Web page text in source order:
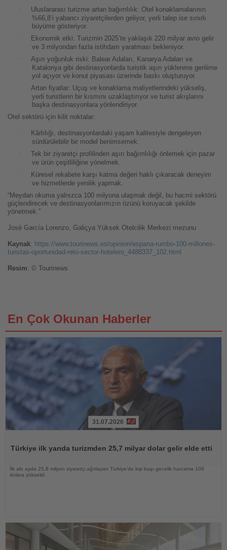
·
Uluslararası turizme artan bağımlılık: Otel konaklamalarının
%66,8’i yabancı ziyaretçilerden geliyor, yerli talep ise sınırlı
büyüme gösteriyor.
·
Ekonomik etki: Turizmin 2025’te yaklaşık 220 milyar avro gelir
ve 3 milyondan fazla istihdam yaratması bekleniyor.
·
Aşırı yoğunluk riski: Balear Adaları, Kanarya Adaları ve
Katalonya gibi destinasyonlarda turistik aşırı yüklenme gerilime
yol açıyor ve konut piyasası üzerinde baskı oluşturuyor.
·
Artan fiyatlar: Uçuş ve konaklama maliyetlerindeki yükseliş,
yerli turistlerin bir kısmını uzaklaştırıyor ve turist akışlarını
başka destinasyonlara yönlendiriyor.
Otel sektörü için kilit noktalar:
·
Kârlılığı, destinasyonlardaki yaşam kalitesiyle dengeleyen
sürdürülebilir bir model benimsemek.
·
Tek bir ziyaretçi profilinden aşırı bağımlılığı önlemek için pazar
ve ürün çeşitliliğine yönelmek.
·
Küresel rekabete karşı katma değeri haklı çıkaracak deneyim
ve hizmetlerde yenilik yapmak.
“Meydan okuma yalnızca 100 milyona ulaşmak değil, bu hacmi sektörü
güçlendirecek ve destinasyonlarımızın özünü koruyacak şekilde
yönetmek.”
José García Lorenzo, Galiçya Yüksek Otelcilik Merkezi mezunu
Kaynak: https://www.tourinews.es/opinion/espana-rumbo-100-millones-
turistas-oportunidad-reto-sector-hotelero_4488337_102.html
Resim: © Tourinews
En Çok Okunan Haberler
31.07.2026
Türkiye ilk yarıda turizmden 25,7 milyar dolar gelir elde etti
İlk altı ayda 25,8 milyon ziyaretçi ağırlayan Türkiye’de kişi başı gecelik harcama 109
dolara yükseldi